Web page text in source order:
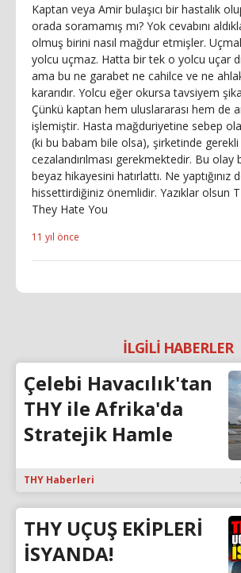
Kaptan veya Amir bulaşıcı bir hastalık
orada soramamış mı? Yok cevabını
olmuş birini nasıl mağdur etmişler.
yolcu uçmaz. Hatta bir tek o yolcu uçar
ama bu ne garabet ne cahilce ve ne
kararıdır. Yolcu eğer okursa tavsiyem
Çünkü kaptan hem uluslararası hem de
işlemiştir. Hasta mağduriyetine sebep
(ki bu babam bile olsa), şirketinde gerekli
cezalandırılması gerekmektedir. Bu olay
beyaz hikayesini hatırlattı. Ne yaptığınız
hissettirdiğiniz önemlidir. Yazıklar olsun
They Hate You
11 yıl önce
İLGİLİ HABERLER
Çelebi Havacılık'tan
THY ile Afrika'da
Stratejik Hamle
THY Haberleri
THY UÇUŞ EKİPLERİ
İSYANDA!